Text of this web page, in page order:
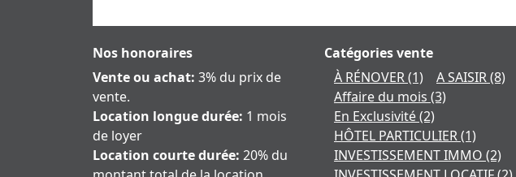
Nos honoraires
Vente ou achat: 3% du prix de
vente.
Location longue durée: 1 mois
de loyer
Location courte durée: 20% du
Catégories vente
À RÉNOVER(1) A SAISIR(8)
Affaire du mois (3)
En Exclusivité(2)
HÔTEL PARTICULIER(1)
INVESTISSEMENT IMMO (2)